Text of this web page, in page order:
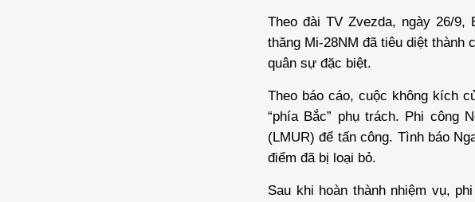
Theo đài TV Zvezda, ngày 26/9,
thăng Mi-28NM đã tiêu diệt thành
quân sự đặc biệt.
Theo báo cáo, cuộc không kích
“phía Bắc” phụ trách. Phi công
(LMUR) để tấn công. Tình báo
điểm đã bị loại bỏ.
Sau khi hoàn thành nhiệm vụ,